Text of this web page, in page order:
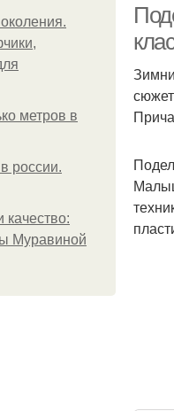
метров в
россии.
качество:
Муравиной